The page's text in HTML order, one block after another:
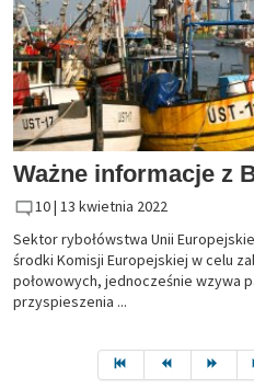
Ważne informacje z
10 | 13 kwietnia 2022
Sektor rybołówstwa Unii
środki Komisji Europejskiej w celu
połowowych, jednocześnie wzywa
przyspieszenia ...